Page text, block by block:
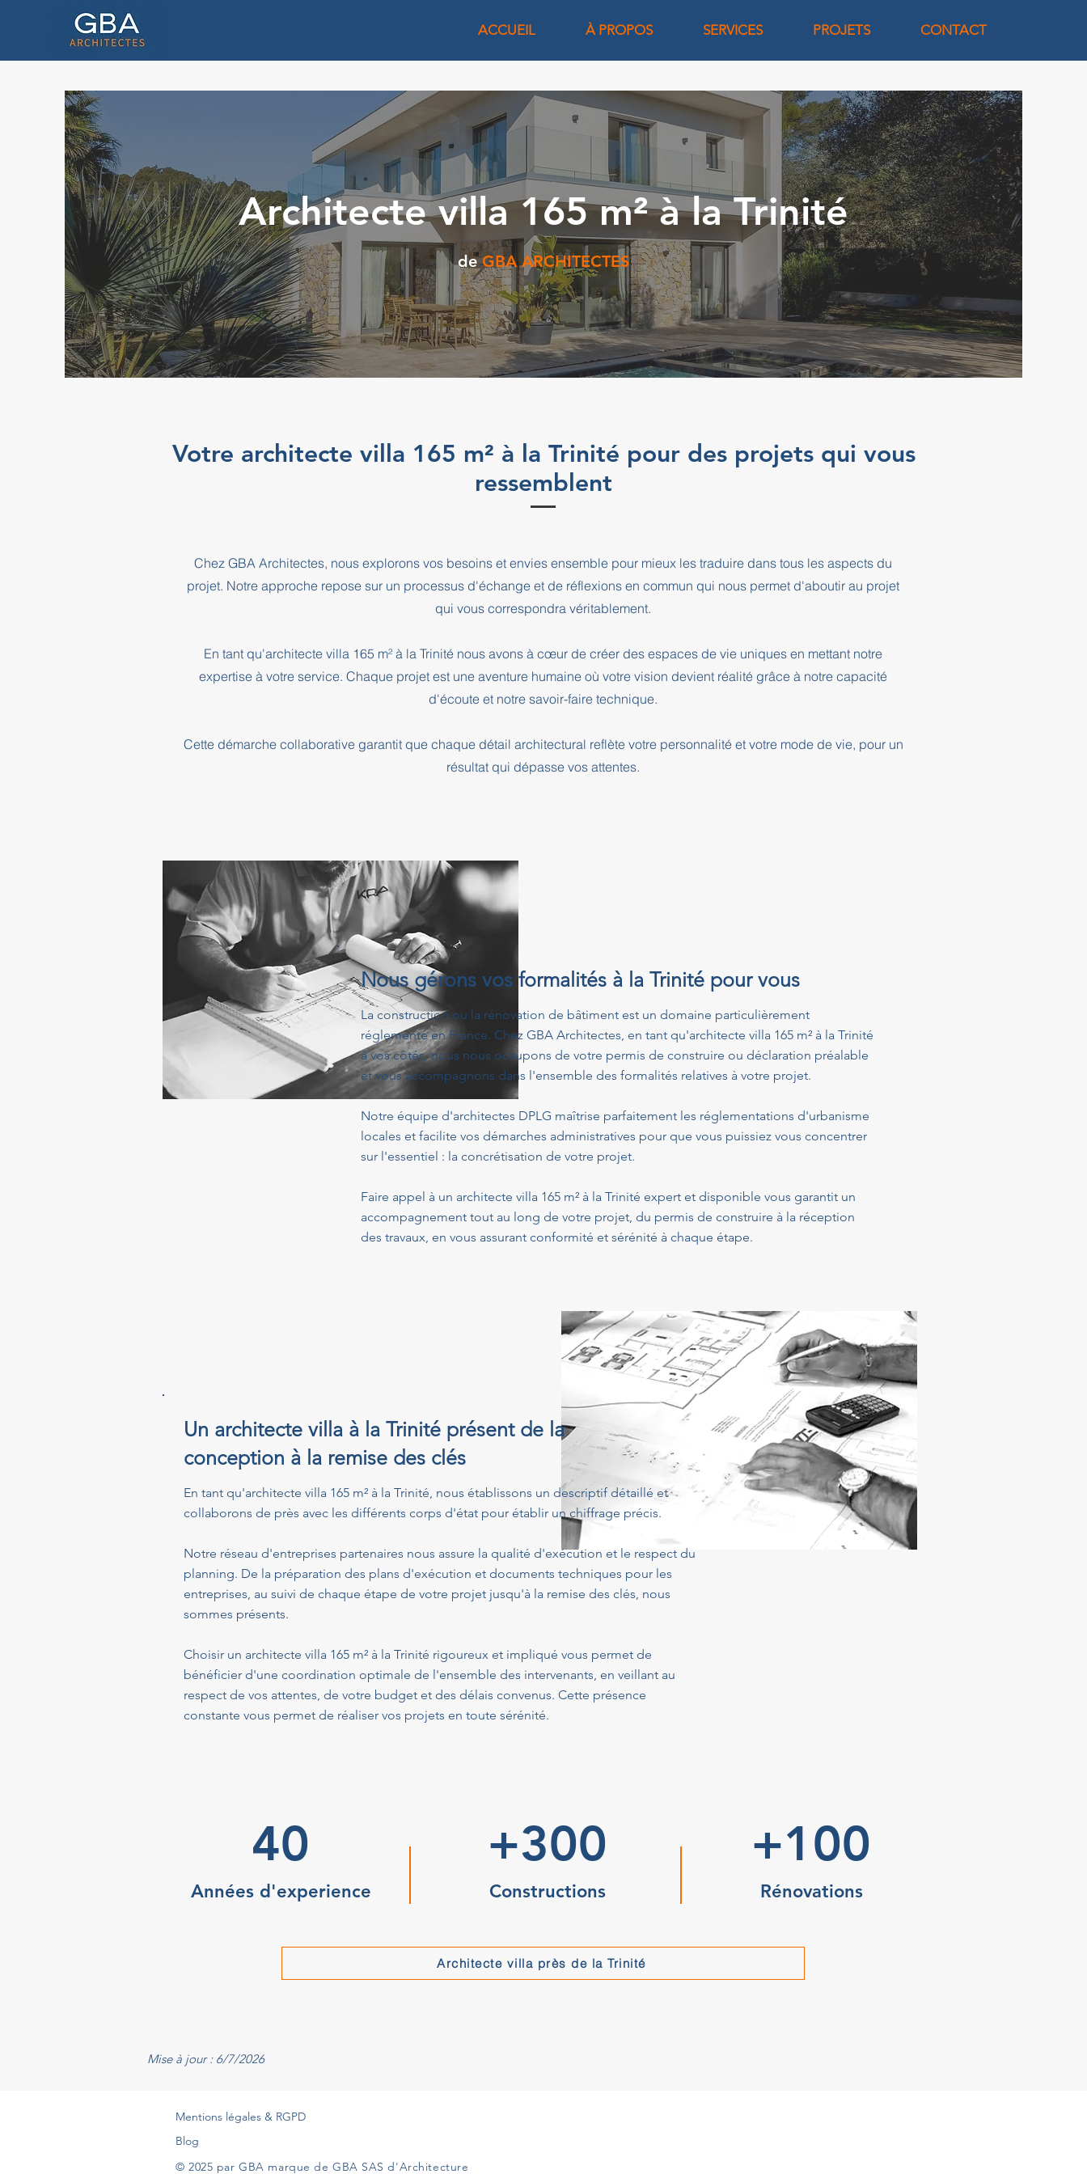
ACCUEIL À PROPOS SERVICES PROJETS CONTACT
Architecte villa 165 m² à la Trinité
de GBA ARCHITECTES
Votre architecte villa 165 m² à la Trinité pour des projets qui vous
ressemblent
Chez GBA Architectes, nous explorons vos besoins et envies ensemble pour mieux les traduire dans tous les aspects du
projet. Notre approche repose sur un processus d'échange et de réflexions en commun qui nous permet d'aboutir au projet
qui vous correspondra véritablement.
En tant qu'architecte villa 165 m² à la Trinité nous avons à cœur de créer des espaces de vie uniques en mettant notre
expertise à votre service. Chaque projet est une aventure humaine où votre vision devient réalité grâce à notre capacité
d'écoute et notre savoir-faire technique.
Cette démarche collaborative garantit que chaque détail architectural reflète votre personnalité et votre mode de vie, pour un
résultat qui dépasse vos attentes.
Nous gérons vos formalités à la Trinité pour vous
La construction ou la rénovation de bâtiment est un domaine particulièrement
réglementé en France. Chez GBA Architectes, en tant qu'architecte villa 165 m² à la Trinité
à vos côtés, nous nous occupons de votre permis de construire ou déclaration préalable
et vous accompagnons dans l'ensemble des formalités relatives à votre projet.
Notre équipe d'architectes DPLG maîtrise parfaitement les réglementations d'urbanisme
locales et facilite vos démarches administratives pour que vous puissiez vous concentrer
sur l'essentiel : la concrétisation de votre projet.
Faire appel à un architecte villa 165 m² à la Trinité expert et disponible vous garantit un
accompagnement tout au long de votre projet, du permis de construire à la réception
des travaux, en vous assurant conformité et sérénité à chaque étape.
Un architecte villa à la Trinité présent de la
conception à la remise des clés
En tant qu'architecte villa 165 m² à la Trinité, nous établissons un descriptif détaillé et
collaborons de près avec les différents corps d'état pour établir un chiffrage précis.
Notre réseau d'entreprises partenaires nous assure la qualité d'exécution et le respect du
planning. De la préparation des plans d'exécution et documents techniques pour les
entreprises, au suivi de chaque étape de votre projet jusqu'à la remise des clés, nous
sommes présents.
Choisir un architecte villa 165 m² à la Trinité rigoureux et impliqué vous permet de
bénéficier d'une coordination optimale de l'ensemble des intervenants, en veillant au
respect de vos attentes, de votre budget et des délais convenus. Cette présence
constante vous permet de réaliser vos projets en toute sérénité.
40
Années d'experience
+300
Constructions
+100
Rénovations
Architecte villa près de la Trinité
Mise à jour : 6/7/2026
Mentions légales & RGPD
Blog
© 2025 par GBA marque de GBA SAS d'Architecture